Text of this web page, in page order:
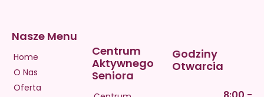
Nasze Menu
Home
O Nas
Oferta
Centrum
Aktywnego
Seniora
Godziny
Otwarcia